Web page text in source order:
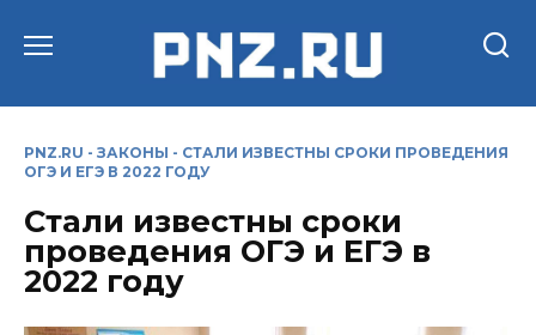
PNZ.RU - ЗАКОНЫ - СТАЛИ ИЗВЕСТНЫ СРОКИ ПРОВЕДЕНИЯ
ОГЭ И ЕГЭ В 2022 ГОДУ
Стали известны сроки
проведения ОГЭ и ЕГЭ в
2022 году